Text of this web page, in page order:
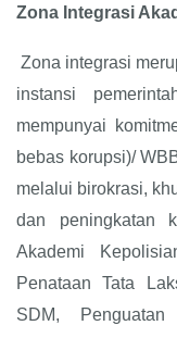
Zona Integrasi
Zona integrasi
instansi
mempunyai
bebas korupsi)/
melalui birokrasi,
dan peningkatan
Akademi
Penataan Tata
SDM,